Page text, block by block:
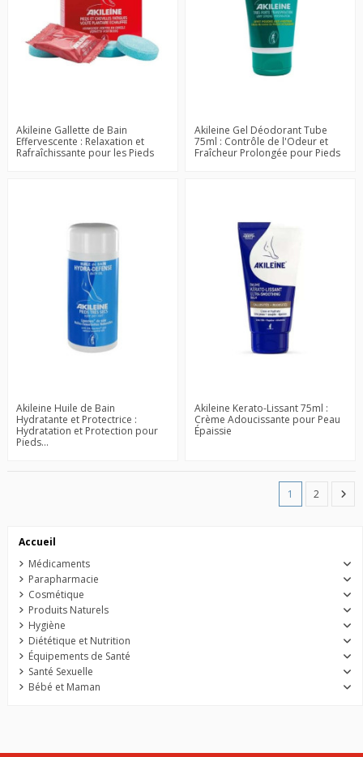
Akileine Gallette de Bain
Effervescente : Relaxation et
Rafraîchissante pour les Pieds
Akileine Gel Déodorant Tube
75ml : Contrôle de l'Odeur et
Fraîcheur Prolongée pour Pieds
Akileine Huile de Bain
Hydratante et Protectrice :
Hydratation et Protection pour
Pieds...
Akileine Kerato-Lissant 75ml :
Crème Adoucissante pour Peau
Épaissie
1 2
Accueil
Médicaments
Parapharmacie
Cosmétique
Produits Naturels
Hygiène
Diététique et Nutrition
Équipements de Santé
Santé Sexuelle
Bébé et Maman